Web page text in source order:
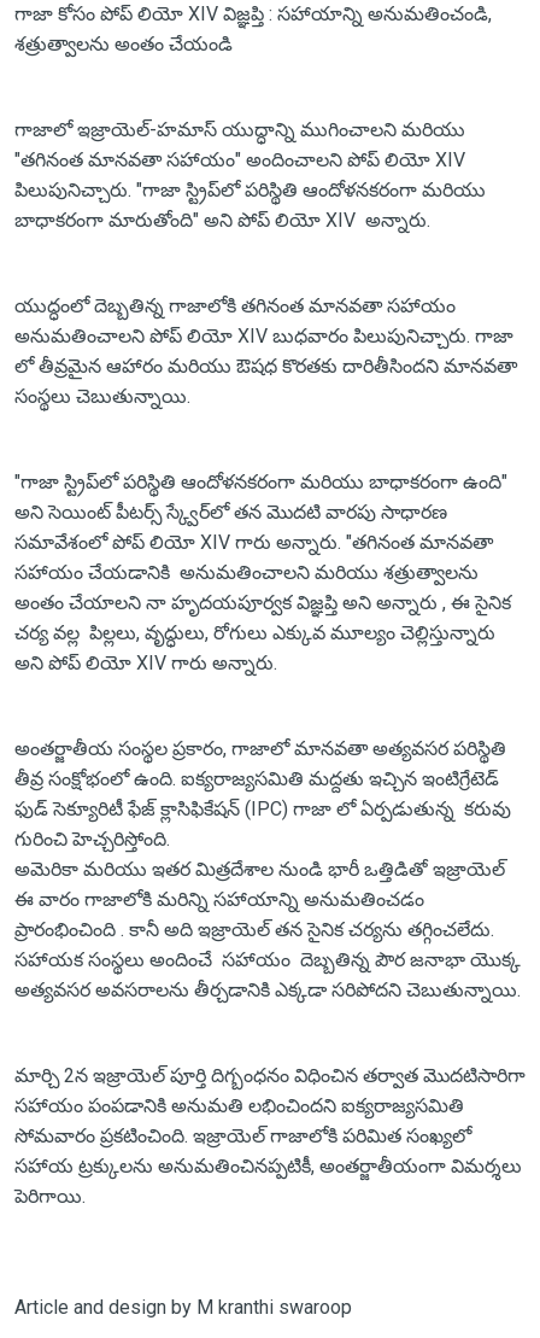
గాజా కోసం పోప్ లియో XIV విజ్ఞప్తి : సహాయాన్ని అనుమతించండి,
శత్రుత్వాలను అంతం చేయండి
గాజాలో ఇజ్రాయెల్-హమాస్ యుద్ధాన్ని ముగించాలని మరియు
"తగినంత మానవతా సహాయం" అందించాలని పోప్ లియో XIV
పిలుపునిచ్చారు. "గాజా స్ట్రిప్‌లో పరిస్థితి ఆందోళనకరంగా మరియు
బాధాకరంగా మారుతోంది" అని పోప్ లియో XIV అన్నారు.
యుద్ధంలో దెబ్బతిన్న గాజాలోకి తగినంత మానవతా సహాయం
అనుమతించాలని పోప్ లియో XIV బుధవారం పిలుపునిచ్చారు. గాజా
లో తీవ్రమైన ఆహారం మరియు ఔషధ కొరతకు దారితీసిందని మానవతా
సంస్థలు చెబుతున్నాయి.
"గాజా స్ట్రిప్‌లో పరిస్థితి ఆందోళనకరంగా మరియు బాధాకరంగా ఉంది"
అని సెయింట్ పీటర్స్ స్క్వేర్‌లో తన మొదటి వారపు సాధారణ
సమావేశంలో పోప్ లియో XIV గారు అన్నారు. "తగినంత మానవతా
సహాయం చేయడానికి అనుమతించాలని మరియు శత్రుత్వాలను
అంతం చేయాలని నా హృదయపూర్వక విజ్ఞప్తి అని అన్నారు , ఈ సైనిక
చర్య వల్ల పిల్లలు, వృద్ధులు, రోగులు ఎక్కువ మూల్యం చెల్లిస్తున్నారు
అని పోప్ లియో XIV గారు అన్నారు.
అంతర్జాతీయ సంస్థల ప్రకారం, గాజాలో మానవతా అత్యవసర పరిస్థితి
తీవ్ర సంక్షోభంలో ఉంది. ఐక్యరాజ్యసమితి మద్దతు ఇచ్చిన ఇంటిగ్రేటెడ్
ఫుడ్ సెక్యూరిటీ ఫేజ్ క్లాసిఫికేషన్ (IPC) గాజా లో ఏర్పడుతున్న కరువు
గురించి హెచ్చరిస్తోంది.
అమెరికా మరియు ఇతర మిత్రదేశాల నుండి భారీ ఒత్తిడితో ఇజ్రాయెల్
ఈ వారం గాజాలోకి మరిన్ని సహాయాన్ని అనుమతించడం
ప్రారంభించింది . కానీ అది ఇజ్రాయెల్ తన సైనిక చర్యను తగ్గించలేదు.
సహాయక సంస్థలు అందించే సహాయం దెబ్బతిన్న పౌర జనాభా యొక్క
అత్యవసర అవసరాలను తీర్చడానికి ఎక్కడా సరిపోదని చెబుతున్నాయి.
మార్చి 2న ఇజ్రాయెల్ పూర్తి దిగ్బంధనం విధించిన తర్వాత మొదటిసారిగా
సహాయం పంపడానికి అనుమతి లభించిందని ఐక్యరాజ్యసమితి
సోమవారం ప్రకటించింది. ఇజ్రాయెల్ గాజాలోకి పరిమిత సంఖ్యలో
సహాయ ట్రక్కులను అనుమతించినప్పటికీ, అంతర్జాతీయంగా విమర్శలు
పెరిగాయి.
Article and design by M kranthi swaroop